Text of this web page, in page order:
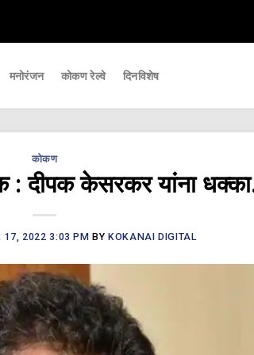
मनोरंजन कोकण रेल्वे दिनविशेष
कोकण
: दीपक केसरकर यांना
17, 2022 3:03 PM BYKOKANAI DIGITAL